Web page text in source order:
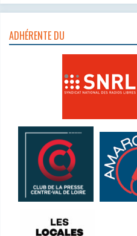
ADHÉRENTE DU